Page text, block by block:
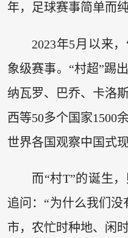
年，足球赛事简单而纯
2023年5月以来
象级赛事。“村超”踢
纳瓦罗、巴乔、卡洛
西等50多个国家1500
世界各国观察中国式
而“村T”的诞生
追问：“为什么我们
市，农忙时种地、闲